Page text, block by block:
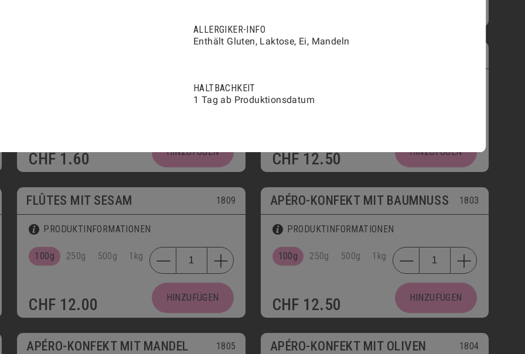
CHF1.60 HINZUFÜGEN CHF12.50 HINZUFÜGEN
FLÛTES MIT SESAM 1809
PRODUKTINFORMATIONEN
100g 250g 500g 1kg
CHF 12.00 HINZUFÜGEN
APÉRO-KONFEKT MIT BAUMNUSS 1803
PRODUKTINFORMATIONEN
100g 250g 500g 1kg
CHF 12.50 HINZUFÜGEN
APÉRO-KONFEKT MIT MANDEL 1805 APÉRO-KONFEKT MIT OLIVEN 1804
ALLERGIKER-INFO
Enthält Gluten, Laktose, Ei, Mandeln
HALTBACHKEIT
1 Tag ab Produktionsdatum